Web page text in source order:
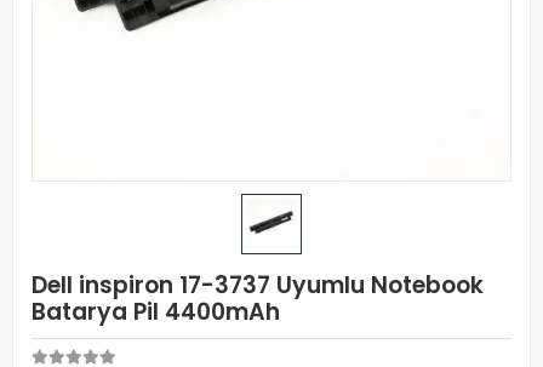
Dell inspiron 17-3737 Uyumlu Notebook
Batarya Pil 4400mAh